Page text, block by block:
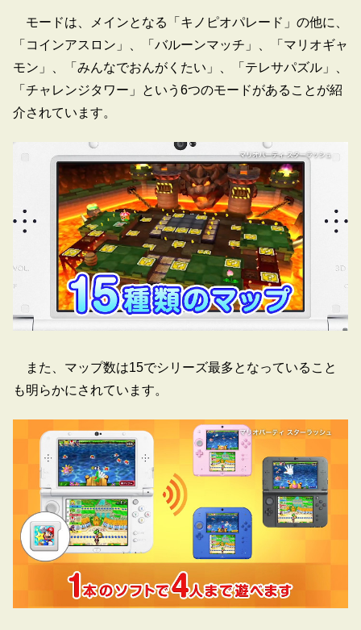
モードは、メインとなる「キノピオパレード」の他に、
「コインアスロン」、「バルーンマッチ」、「マリオギャ
モン」、「みんなでおんがくたい」、「テレサパズル」、
「チャレンジタワー」という6つのモードがあることが紹
介されています。
また、マップ数は15でシリーズ最多となっていること
も明らかにされています。